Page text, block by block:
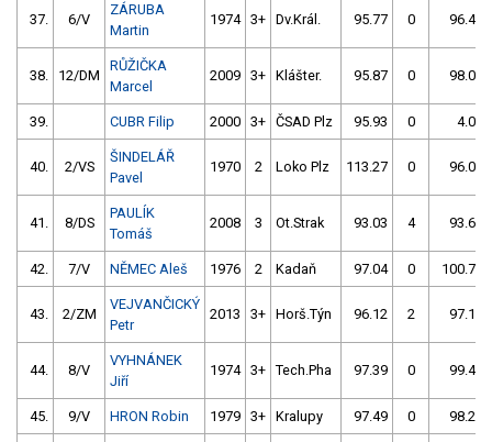
37. 6/V
ZÁRUBA
Martin
1974 3+ Dv.Král. 95.77 0 96.49
38. 12/DM
RŮŽIČKA
Marcel
2009 3+ Klášter. 95.87 0 98.04
39. CUBR Filip 2000 3+ ČSAD Plz 95.93 0 4.00
40. 2/VS
ŠINDELÁŘ
Pavel
1970 2 Loko Plz 113.27 0 96.03
41. 8/DS
PAULÍK
Tomáš
2008 3 Ot.Strak 93.03 4 93.62
42. 7/V NĚMEC Aleš 1976 2 Kadaň 97.04 0 100.76
43. 2/ZM
VEJVANČICKÝ
Petr
2013 3+ Horš.Týn 96.12 2 97.14
44. 8/V
VYHNÁNEK
Jiří
1974 3+ Tech.Pha 97.39 0 99.43
45. 9/V HRON Robin 1979 3+ Kralupy 97.49 0 98.29